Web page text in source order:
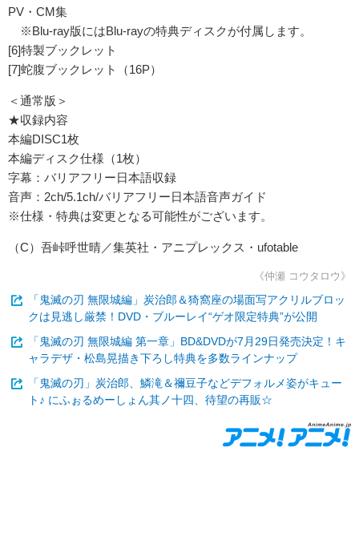
PV・CM集
※Blu-ray版にはBlu-rayの特典ディスクが付属します。
[6]特製ブックレット
[7]蛇腹ブックレット（16P）
＜通常版＞
★収録内容
本編DISC1枚
本編ディスク仕様（1枚）
字幕：バリアフリー日本語収録
音声：2ch/5.1ch/バリアフリー日本語音声ガイド
※仕様・特典は変更となる可能性がございます。
（C）吾峠呼世晴／集英社・アニプレックス・ufotable
《仲瀬 コウタロウ》
「鬼滅の刃 無限城編」炭治郎＆猗窩座の場面写アクリルブロッ
クは見逃し厳禁！DVD・ブルーレイ“ゲオ限定特典”が公開
「鬼滅の刃 無限城編 第一章」BD&DVDが7月29日発売決定！キ
ャラデザ・松島晃描き下ろし特典を多数ラインナップ
「鬼滅の刃」炭治郎、鱗滝＆禰豆子などデフォルメ姿がキュー
ト♪ にふぉるめーしょん其ノ十四、待望の再販☆